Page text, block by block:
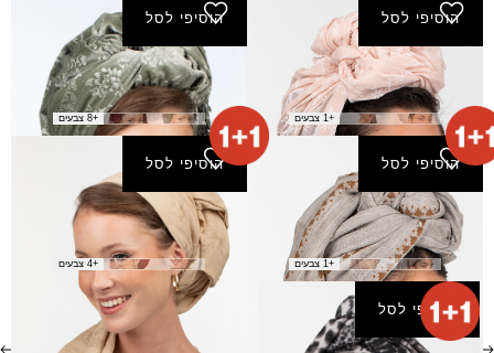
הוסיפי לסל
צעיף גואלי
₪30.00
+1 צבעים
הוסיפי לסל
צעיף חברון
₪160.00
+8 צבעים
הוסיפי לסל
צעיף חיים
₪50.00
+1 צבעים
הוסיפי לסל
צעיף טהרה
₪120.00
+4 צבעים
הוסיפי לסל